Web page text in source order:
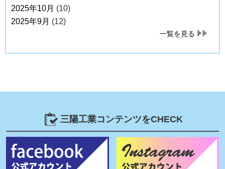
2025年10月 (10)
2025年9月 (12)
一覧を見る
三陽工業コンテンツをCHECK